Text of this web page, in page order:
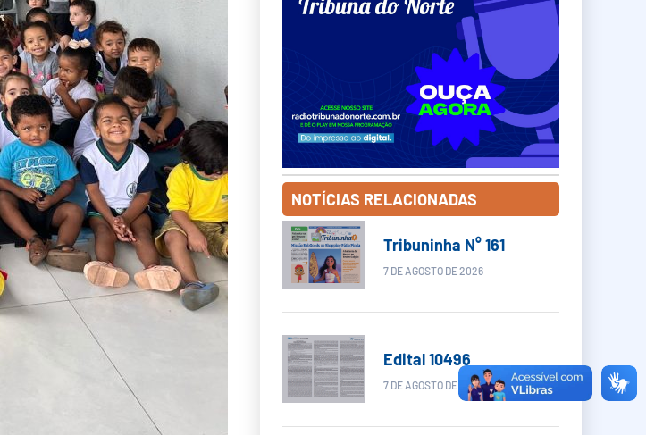
NOTÍCIAS RELACIONADAS
Tribuninha N° 161
7 DE AGOSTO DE 2026
Edital 10496
7 DE AGOSTO DE 2026